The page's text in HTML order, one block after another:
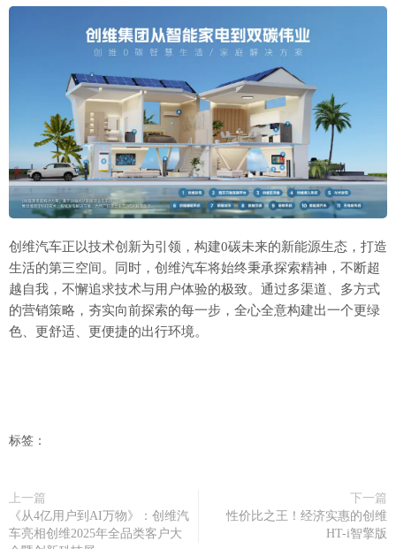
创维汽车正以技术创新为引领，构建0碳未来的新能源生态，打造
生活的第三空间。同时，创维汽车将始终秉承探索精神，不断超
越自我，不懈追求技术与用户体验的极致。通过多渠道、多方式
的营销策略，夯实向前探索的每一步，全心全意构建出一个更绿
色、更舒适、更便捷的出行环境。
标签：
上一篇
《从4亿用户到AI万物》：创维汽
车亮相创维2025年全品类客户大
下一篇
性价比之王！经济实惠的创维
HT-i智擎版